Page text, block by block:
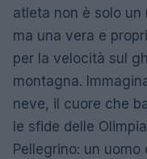
atleta non è solo un
ma una vera e
per la velocità sul
montagna.
neve, il cuore che
le sfide delle
Pellegrino: un